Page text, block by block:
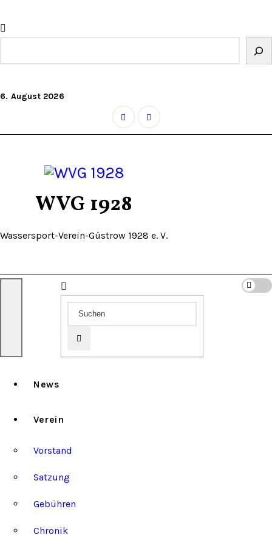
Inhalt
springen
6. August 2026
WVG 1928
Wassersport-Verein-Güstrow 1928 e. V.
News
Verein
Vorstand
Satzung
Gebühren
Chronik